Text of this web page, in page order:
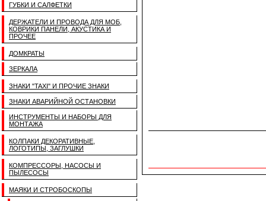
ГУБКИ И САЛФЕТКИ
ДЕРЖАТЕЛИ И ПРОВОДА ДЛЯ МОБ,
КОВРИКИ ПАНЕЛИ, АКУСТИКА И
ПРОЧЕЕ
ДОМКРАТЫ
ЗЕРКАЛА
ЗНАКИ "TAXI" И ПРОЧИЕ ЗНАКИ
ЗНАКИ АВАРИЙНОЙ ОСТАНОВКИ
ИНСТРУМЕНТЫ И НАБОРЫ ДЛЯ
МОНТАЖА
КОЛПАКИ ДЕКОРАТИВНЫЕ,
ЛОГОТИПЫ, ЗАГЛУШКИ
КОМПРЕССОРЫ, НАСОСЫ И
ПЫЛЕСОСЫ
МАЯКИ И СТРОБОСКОПЫ